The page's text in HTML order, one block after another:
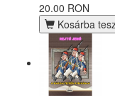
20.00 RON
Kosárba